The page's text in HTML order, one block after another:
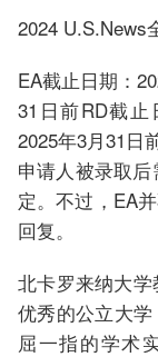
2024 U.S.News
EA截止日期：
31日前RD截止
2025年3月31日
申请人被录取
定。不过，EA
回复。
北卡罗来纳大
优秀的公立大
屈一指的学术